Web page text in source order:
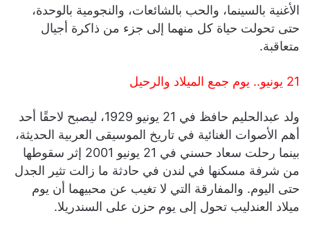
الأغنية بالسينما، والحب بالشائعات، والنجومية بالوحدة،
حتى تحولت حياة كل منهما إلى جزء من ذاكرة أجيال
متعاقبة.
21 يونيو.. يوم جمع الميلاد والرحيل
ولد عبدالحليم حافظ في 21 يونيو 1929، ليصبح لاحقًا أحد
أهم الأصوات الغنائية في تاريخ الموسيقى العربية الحديثة،
بينما رحلت سعاد حسني في 21 يونيو 2001 إثر سقوطها
من شرفة مسكنها في لندن في حادثة ما زالت تثير الجدل
حتى اليوم. والمفارقة التي لا تغيب عن محبيهما أن يوم
ميلاد العندليب تحول إلى يوم حزن على السندريلا.